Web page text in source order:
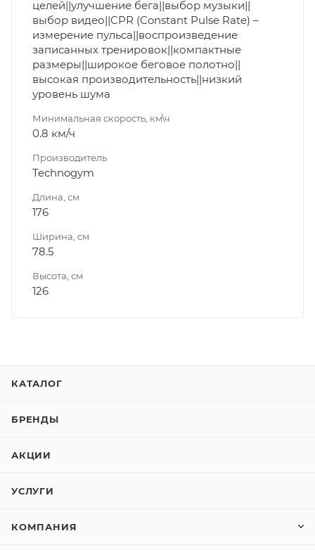
целей||улучшение бега||выбор музыки||
выбор видео||CPR (Constant Pulse Rate) –
измерение пульса||воспроизведение
записанных тренировок||компактные
размеры||широкое беговое полотно||
высокая производительность||низкий
уровень шума
Минимальная скорость, км\ч
0.8 км/ч
Производитель
Technogym
Длина, см
176
Ширина, см
78.5
Высота, см
126
КАТАЛОГ
БРЕНДЫ
АКЦИИ
УСЛУГИ
КОМПАНИЯ